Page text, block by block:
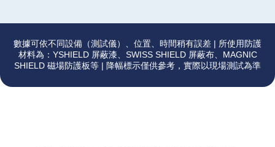
數據可依不同設備（測試儀）、位置、時間稍有誤差 | 所使用防護
材料為：YSHIELD 屏蔽漆、SWISS SHIELD 屏蔽布、MAGNIC
SHIELD 磁場防護板等 | 降幅標示僅供參考，實際以現場測試為準